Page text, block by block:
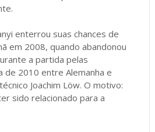
enterrou suas chances de
em 2008, quando abandonou
a partida pelas
de 2010 entre Alemanha e
Joachim Löw. O motivo:
sido relacionado para a